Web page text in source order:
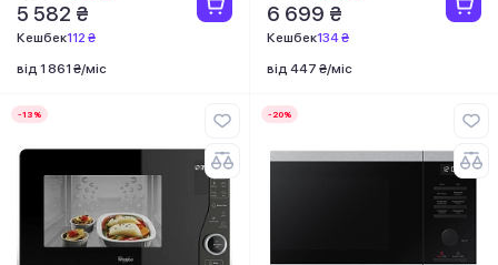
5 582 ₴
Кешбек112 ₴
від 1 861 ₴/міс
6 699 ₴
Кешбек134 ₴
від 447 ₴/міс
-13% -20%